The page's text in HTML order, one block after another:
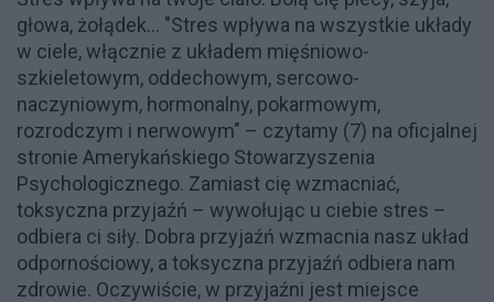
głowa, żołądek... "Stres wpływa na wszystkie układy
w ciele, włącznie z układem mięśniowo-
szkieletowym, oddechowym, sercowo-
naczyniowym, hormonalny, pokarmowym,
rozrodczym i nerwowym" – czytamy (7) na oficjalnej
stronie Amerykańskiego Stowarzyszenia
Psychologicznego. Zamiast cię wzmacniać,
toksyczna przyjaźń – wywołując u ciebie stres –
odbiera ci siły. Dobra przyjaźń wzmacnia nasz układ
odpornościowy, a toksyczna przyjaźń odbiera nam
zdrowie. Oczywiście, w przyjaźni jest miejsce